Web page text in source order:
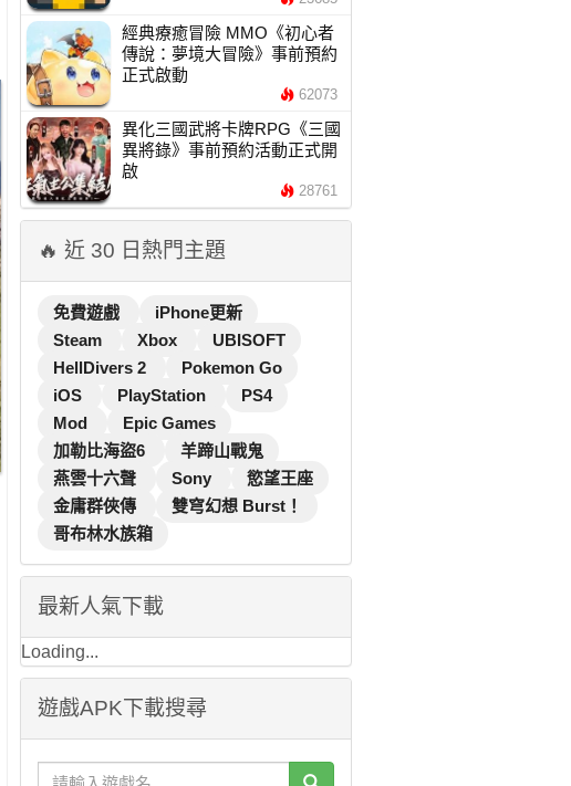
經典療癒冒險 MMO《初心者
傳說：夢境大冒險》事前預約
正式啟動
62073
異化三國武將卡牌RPG《三國
異將錄》事前預約活動正式開
啟
28761
🔥 近 30 日熱門主題
免費遊戲
iPhone更新
Steam
Xbox
UBISOFT
HellDivers 2
Pokemon Go
iOS
PlayStation
PS4
Mod
Epic Games
加勒比海盜6
羊蹄山戰鬼
燕雲十六聲
Sony
慾望王座
金庸群俠傳
雙穹幻想 Burst！
哥布林水族箱
最新人氣下載
Loading...
遊戲APK下載搜尋